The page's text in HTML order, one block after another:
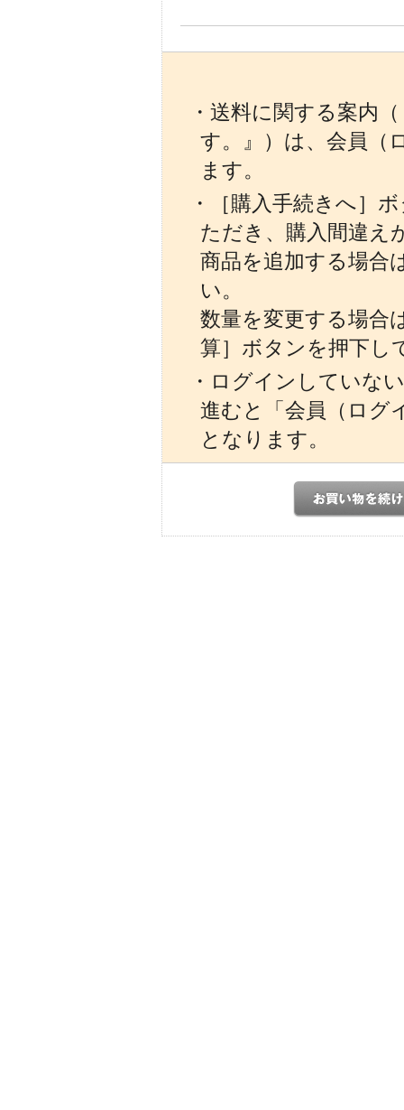
・送料に関する案内
す。』）は、会員（
ます。
・［購入手続きへ］
ただき、購入間違え
商品を追加する場合
い。
数量を変更する場合
算］ボタンを押下し
・ログインしていな
進むと「会員（ログ
となります。